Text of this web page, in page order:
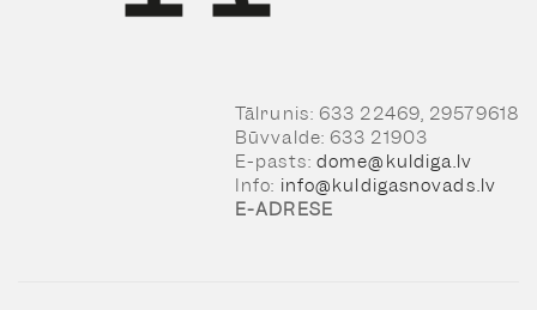
Tālrunis: 633 22469, 29579618
Būvvalde: 633 21903
E-pasts: dome@kuldiga.lv
Info: info@kuldigasnovads.lv
E-ADRESE